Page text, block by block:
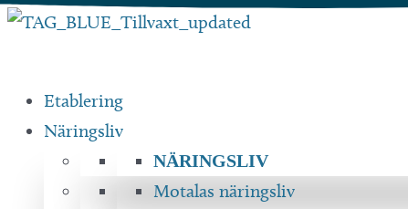
Hoppa
Etablering
Näringsliv
NÄRINGSLIV
Motalas näringsliv